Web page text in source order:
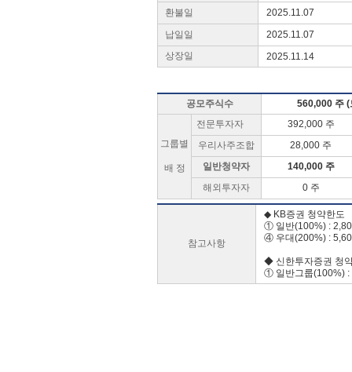
환불일
2025.11.07
납일일
2025.11.07
상장일
2025.11.14
공모주식수 560,000 주
그룹별
배 정
전문투자자
392,000 주
우리사주조합
28,000 주
일반청약자
140,000 주
해외투자자
0 주
참고사항
◆ KB증권 청약한도
① 일반(100%) :
④ 우대(200%) :
◆ 신한투자증권 청
① 일반그룹(100%) :